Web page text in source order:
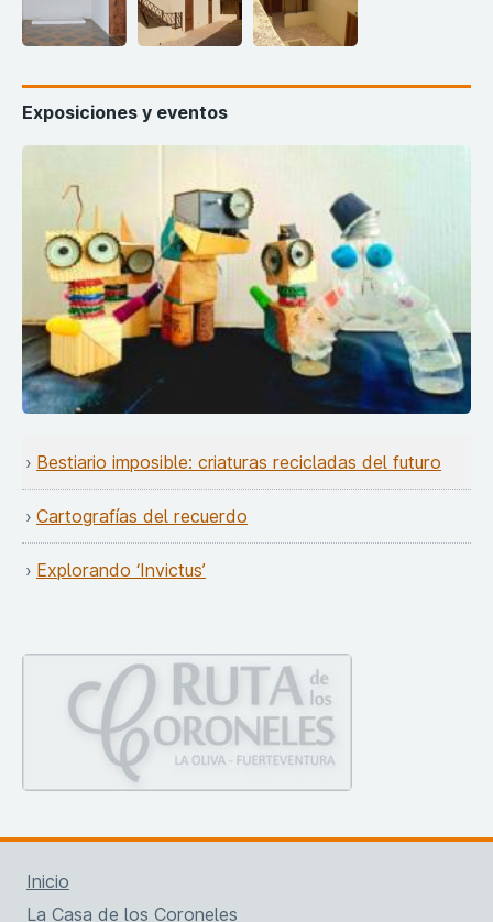
Exposiciones y eventos
Bestiario imposible: criaturas recicladas del futuro
Cartografías del recuerdo
Explorando ‘Invictus’
Inicio
La Casa de los Coroneles